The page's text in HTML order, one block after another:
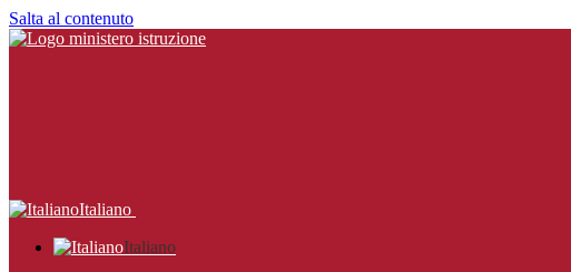
Salta al contenuto
Italiano
Italiano